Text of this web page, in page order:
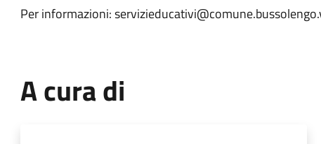
Per informazioni:
A cura di